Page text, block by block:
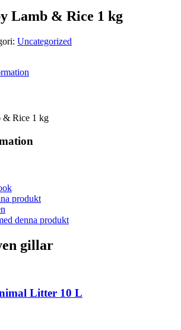
Lamb & Rice 1 kg
Uncategorized
& Rice 1 kg
produkt
denna produkt
gillar
Litter 10 L